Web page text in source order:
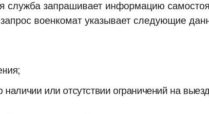
служба запрашивает информацию
военкомат указывает следующие
наличии или отсутствии ограничений на